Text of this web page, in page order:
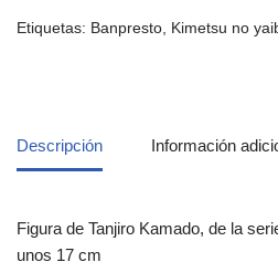
Etiquetas: Banpresto Kimetsu no
Descripción Información
Figura de Tanjiro Kamado, de la
unos 17 cm